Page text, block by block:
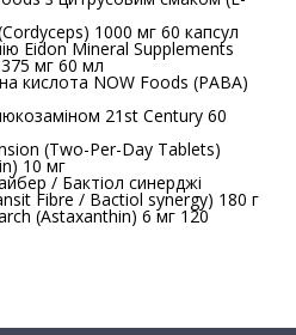
1000 мг 60 капсул
Eidon Mineral Supplements
мг 60 мл
кислота NOW Foods (PABA)
21st Century 60
(Two-Per-Day Tablets)
10 мг
/ Бактіол синерджі
Fibre / Bactiol synergy) 180 г
(Astaxanthin) 6 мг 120